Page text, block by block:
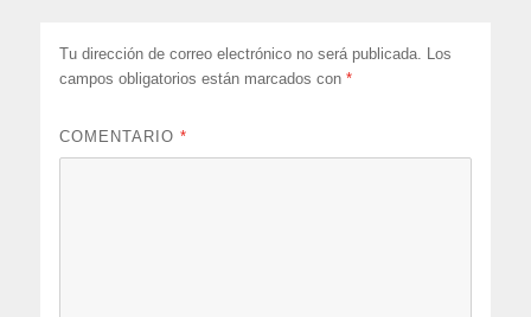
Tu dirección de correo electrónico no será publicada. Los
campos obligatorios están marcados con*
COMENTARIO*